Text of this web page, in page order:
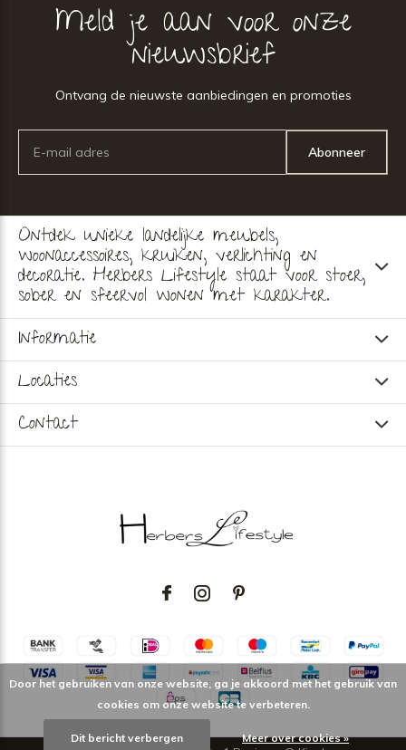
Meld je aan voor onze
nieuwsbrief
Ontvang de nieuwste aanbiedingen en promoties
Abonneer
Ontdek unieke landelijke meubels,
woonaccessoires, kruiken, verlichting en
decoratie. Herbers Lifestyle staat voor stoer,
sober en sfeervol wonen met karakter.
Informatie
Locaties
Contact
Door het gebruiken van onze website, ga je akkoord met het gebruik van
cookies om onze website te verbeteren.
Dit bericht verbergen Meer over cookies »